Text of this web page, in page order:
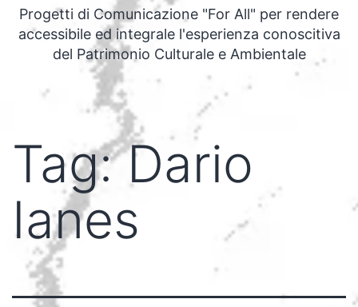
Progetti di Comunicazione "For All" per rendere
accessibile ed integrale l'esperienza conoscitiva
del Patrimonio Culturale e Ambientale
Tag:Dario
Ianes